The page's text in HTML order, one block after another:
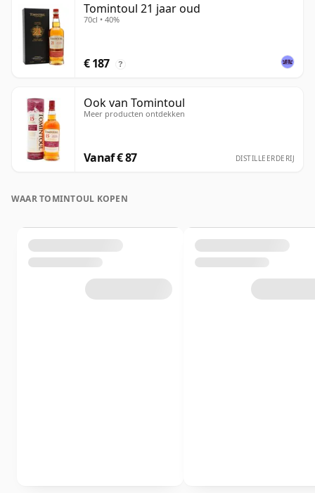
Tomintoul 21 jaar oud
70cl • 40%
€ 187 ?
Ook van Tomintoul
Meer producten ontdekken
Vanaf € 87 DISTILLEERDERIJ
WAAR TOMINTOUL KOPEN